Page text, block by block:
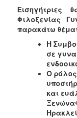
Εισηγήτριες
Φιλοξενίας
παρακάτω
Η
σε
Ο ρόλος
και